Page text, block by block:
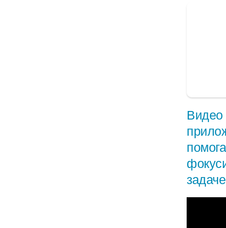
Видео
задаче